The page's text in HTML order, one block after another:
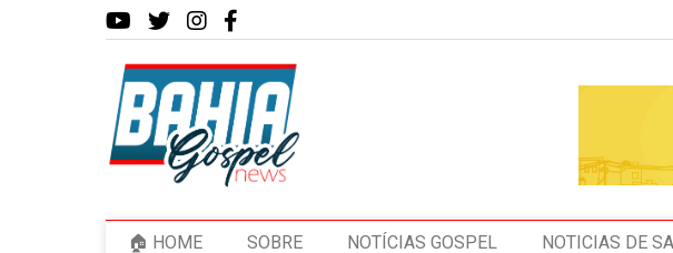
🏠 HOME SOBRE NOTÍCIAS GOSPEL NOTICIAS DE